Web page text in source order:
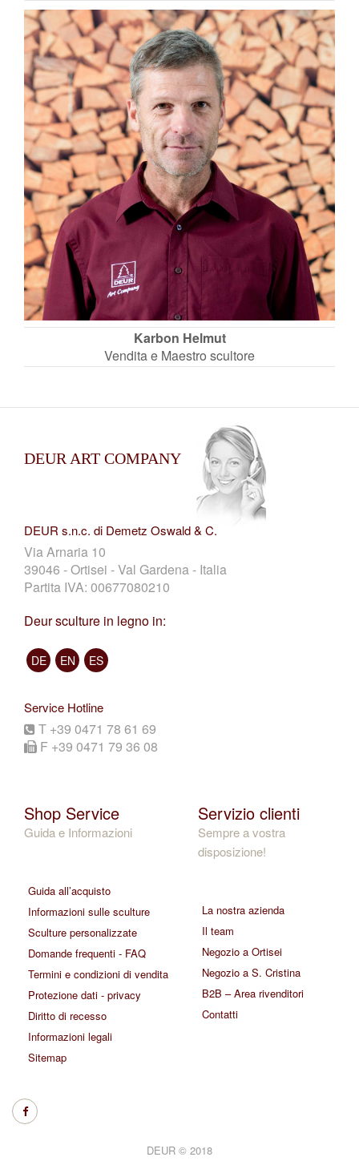
Karbon Helmut
Vendita e Maestro scultore
DEUR ART COMPANY
DEUR s.n.c. di Demetz Oswald & C.
Via Arnaria 10
39046 - Ortisei - Val Gardena - Italia
Partita IVA: 00677080210
Deur sculture in legno in:
DE EN ES
Service Hotline
T +39 0471 78 61 69
F +39 0471 79 36 08
Shop Service
Guida e Informazioni
Guida all’acquisto
Informazioni sulle sculture
Sculture personalizzate
Domande frequenti - FAQ
Termini e condizioni di vendita
Protezione dati - privacy
Diritto di recesso
Informazioni legali
Sitemap
Servizio clienti
Sempre a vostra
disposizione!
La nostra azienda
Il team
Negozio a Ortisei
Negozio a S. Cristina
B2B – Area rivenditori
Contatti
DEUR © 2018